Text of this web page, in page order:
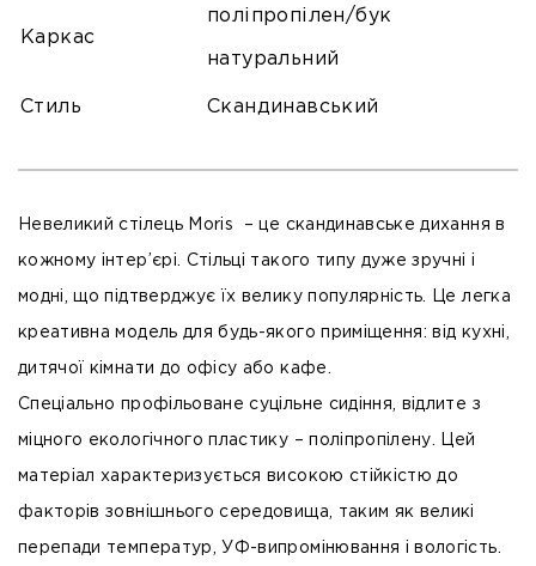
Каркас
поліпропілен/бук
натуральний
Стиль Скандинавський
Невеликий стілець Moris – це скандинавське дихання в
кожному інтер’єрі. Стільці такого типу дуже зручні і
модні, що підтверджує їх велику популярність. Це легка
креативна модель для будь-якого приміщення: від кухні,
дитячої кімнати до офісу або кафе.
Спеціально профільоване суцільне сидіння, відлите з
міцного екологічногопластику –поліпропілену . Цей
матеріал характеризується високою стійкістю до
факторів зовнішнього середовища, таким як великі
перепади температур, УФ-випромінювання і вологість.